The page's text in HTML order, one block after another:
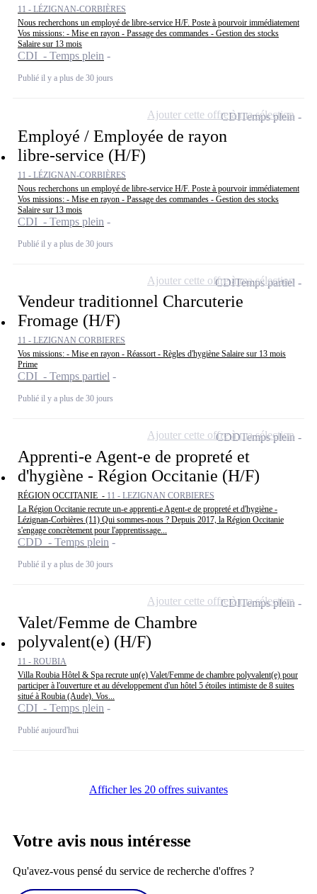
11 - LÉZIGNAN-CORBIÈRES
Nous recherchons un employé de libre-service H/F. Poste à pourvoir immédiatement
Vos missions: - Mise en rayon - Passage des commandes - Gestion des stocks
Salaire sur 13 mois
CDI - Temps plein
Publié il y a plus de 30 jours
Employé / Employée de rayon
libre-service (H/F)
11 - LÉZIGNAN-CORBIÈRES
Nous recherchons un employé de libre-service H/F. Poste à pourvoir immédiatement
Vos missions: - Mise en rayon - Passage des commandes - Gestion des stocks
Salaire sur 13 mois
CDI - Temps plein
Publié il y a plus de 30 jours
CDITemps plein
Ajouter cette offre à ma sélection
Vendeur traditionnel Charcuterie
Fromage (H/F)
11 - LEZIGNAN CORBIERES
Vos missions: - Mise en rayon - Réassort - Règles d'hygiène Salaire sur 13 mois
Prime
CDI - Temps partiel
Publié il y a plus de 30 jours
CDITemps partiel
Ajouter cette offre à ma sélection
Apprenti-e Agent-e de propreté et
d'hygiène - Région Occitanie (H/F)
RÉGION OCCITANIE - 11 - LEZIGNAN CORBIERES
La Région Occitanie recrute un-e apprenti-e Agent-e de propreté et d'hygiène -
Lézignan-Corbières (11) Qui sommes-nous ? Depuis 2017, la Région Occitanie
s'engage concrètement pour l'apprentissage...
CDD - Temps plein
Publié il y a plus de 30 jours
CDDTemps plein
Ajouter cette offre à ma sélection
Valet/Femme de Chambre
polyvalent(e) (H/F)
11 - ROUBIA
Villa Roubia Hôtel & Spa recrute un(e) Valet/Femme de chambre polyvalent(e) pour
participer à l'ouverture et au développement d'un hôtel 5 étoiles intimiste de 8 suites
situé à Roubia (Aude). Vos...
CDI - Temps plein
Publié aujourd'hui
CDITemps plein
Ajouter cette offre à ma sélection
Afficher les 20 offres suivantes
Votre avis nous intéresse
Qu'avez-vous pensé du service de recherche d'offres ?